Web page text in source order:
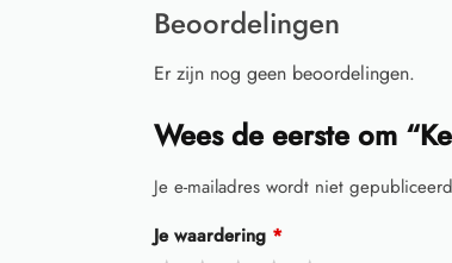
Beoordelingen
Er zijn nog geen beoordelingen.
Wees de eerste om
Je e-mailadres wordt niet
Je waardering *